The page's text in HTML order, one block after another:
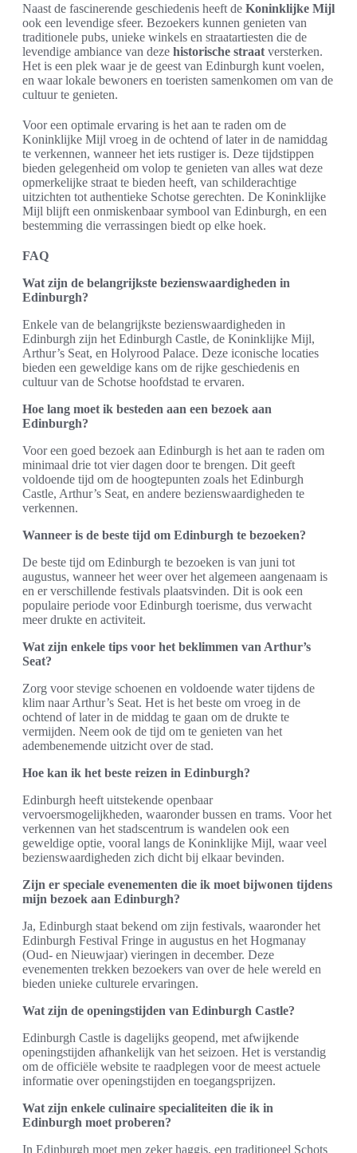
Naast de fascinerende geschiedenis heeft de Koninklijke Mijl
ook een levendige sfeer. Bezoekers kunnen genieten van
traditionele pubs, unieke winkels en straatartiesten die de
levendige ambiance van deze historische straat versterken.
Het is een plek waar je de geest van Edinburgh kunt voelen,
en waar lokale bewoners en toeristen samenkomen om van de
cultuur te genieten.
Voor een optimale ervaring is het aan te raden om de
Koninklijke Mijl vroeg in de ochtend of later in de namiddag
te verkennen, wanneer het iets rustiger is. Deze tijdstippen
bieden gelegenheid om volop te genieten van alles wat deze
opmerkelijke straat te bieden heeft, van schilderachtige
uitzichten tot authentieke Schotse gerechten. De Koninklijke
Mijl blijft een onmiskenbaar symbool van Edinburgh, en een
bestemming die verrassingen biedt op elke hoek.
FAQ
Wat zijn de belangrijkste bezienswaardigheden in
Edinburgh?
Enkele van de belangrijkste bezienswaardigheden in
Edinburgh zijn het Edinburgh Castle, de Koninklijke Mijl,
Arthur’s Seat, en Holyrood Palace. Deze iconische locaties
bieden een geweldige kans om de rijke geschiedenis en
cultuur van de Schotse hoofdstad te ervaren.
Hoe lang moet ik besteden aan een bezoek aan
Edinburgh?
Voor een goed bezoek aan Edinburgh is het aan te raden om
minimaal drie tot vier dagen door te brengen. Dit geeft
voldoende tijd om de hoogtepunten zoals het Edinburgh
Castle, Arthur’s Seat, en andere bezienswaardigheden te
verkennen.
Wanneer is de beste tijd om Edinburgh te bezoeken?
De beste tijd om Edinburgh te bezoeken is van juni tot
augustus, wanneer het weer over het algemeen aangenaam is
en er verschillende festivals plaatsvinden. Dit is ook een
populaire periode voor Edinburgh toerisme, dus verwacht
meer drukte en activiteit.
Wat zijn enkele tips voor het beklimmen van Arthur’s
Seat?
Zorg voor stevige schoenen en voldoende water tijdens de
klim naar Arthur’s Seat. Het is het beste om vroeg in de
ochtend of later in de middag te gaan om de drukte te
vermijden. Neem ook de tijd om te genieten van het
adembenemende uitzicht over de stad.
Hoe kan ik het beste reizen in Edinburgh?
Edinburgh heeft uitstekende openbaar
vervoersmogelijkheden, waaronder bussen en trams. Voor het
verkennen van het stadscentrum is wandelen ook een
geweldige optie, vooral langs de Koninklijke Mijl, waar veel
bezienswaardigheden zich dicht bij elkaar bevinden.
Zijn er speciale evenementen die ik moet bijwonen tijdens
mijn bezoek aan Edinburgh?
Ja, Edinburgh staat bekend om zijn festivals, waaronder het
Edinburgh Festival Fringe in augustus en het Hogmanay
(Oud- en Nieuwjaar) vieringen in december. Deze
evenementen trekken bezoekers van over de hele wereld en
bieden unieke culturele ervaringen.
Wat zijn de openingstijden van Edinburgh Castle?
Edinburgh Castle is dagelijks geopend, met afwijkende
openingstijden afhankelijk van het seizoen. Het is verstandig
om de officiële website te raadplegen voor de meest actuele
informatie over openingstijden en toegangsprijzen.
Wat zijn enkele culinaire specialiteiten die ik in
Edinburgh moet proberen?
In Edinburgh moet men zeker haggis, een traditioneel Schots